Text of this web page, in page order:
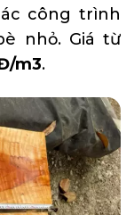
công trình
nhỏ. Giá từ
m3.